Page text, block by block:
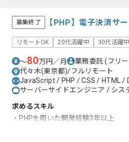
募集終了 【PHP】電子決済サ
リモートOK 20代活躍中 30代活躍中
〜80万円／月 業務委託(フリ
代々木(東京都)/フルリモート
JavaScript / PHP / CSS / HTML /
サーバーサイドエンジニア / シ
求めるスキル
・PHPを用いた開発経験3年以上